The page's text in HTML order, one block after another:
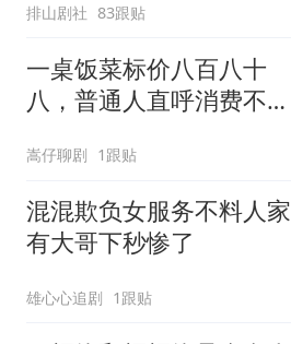
排山剧社 83跟贴
一桌饭菜标价八百八十
八，普通人直呼消费不
嵩仔聊剧 1跟贴
混混欺负女服务不料人家
有大哥下秒惨了
雄心心追剧 1跟贴